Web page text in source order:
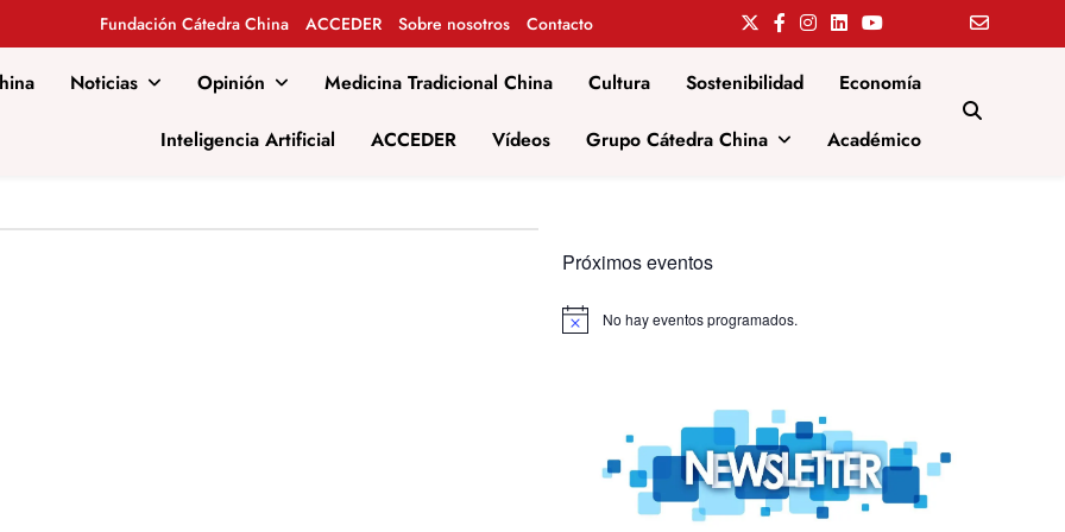
Fundación Cátedra China ACCEDER Sobre nosotros Contacto
Noticias Opinión Medicina Tradicional China Cultura Sostenibilidad Economía
Inteligencia Artificial ACCEDER Vídeos Grupo Cátedra China Académico
Próximos eventos
Aviso No hay eventos programados.